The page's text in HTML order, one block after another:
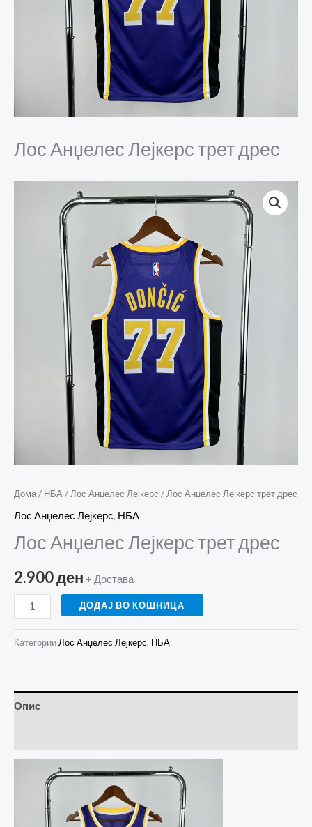
Лос Анџелес Лејкерс трет дрес
Дома/ НБА / Лос Анџелес Лејкерс / Лос Анџелес Лејкерс трет дрес
Лос Анџелес Лејкерс, НБА
Лос Анџелес Лејкерс трет дрес
2.900ден + Достава
ДОДАЈ ВО КОШНИЦА
Категории Лос Анџелес Лејкерс, НБА
Опис